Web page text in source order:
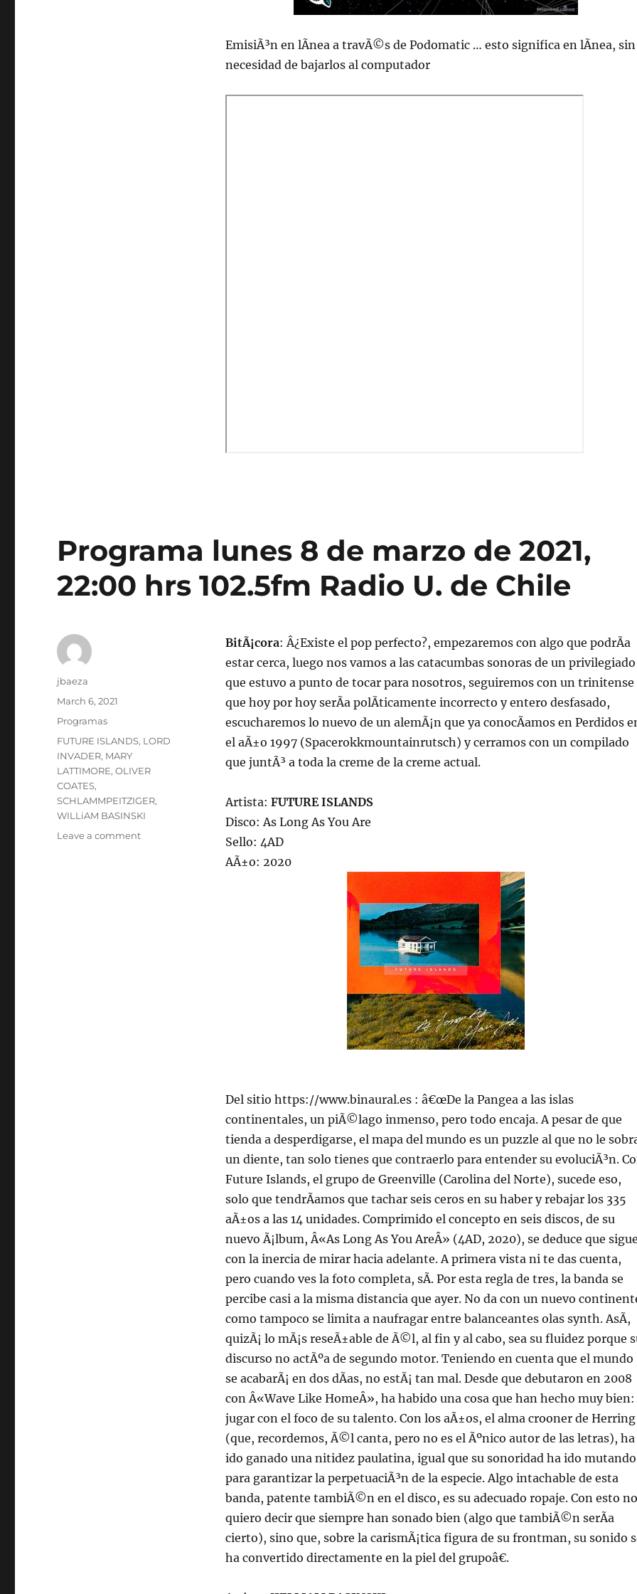
EmisiÃ³n en lÃ­nea a travÃ©s de Podomatic … esto significa en lÃ­nea, sin
necesidad de bajarlos al computador
Programa lunes 8 de marzo de 2021,
22:00 hrs 102.5fm Radio U. de Chile
BitÃ¡cora: Â¿Existe el pop perfecto?, empezaremos con algo que podrÃ­a
estar cerca, luego nos vamos a las catacumbas sonoras de un
que estuvo a punto de tocar para nosotros, seguiremos con un trinitense
que hoy por hoy serÃ­a polÃ­ticamente incorrecto y entero desfasado,
escucharemos lo nuevo de un alemÃ¡n que ya conocÃ­amos en Perdidos
el aÃ±o 1997 (Spacerokkmountainrutsch) y cerramos con un compilado
que juntÃ³ a toda la creme de la creme actual.
Artista: FUTURE ISLANDS
Disco: As Long As You Are
Sello: 4AD
AÃ±o: 2020
Del sitio https://www.binaural.es : â€œDe la Pangea a las islas
continentales, un piÃ©lago inmenso, pero todo encaja. A pesar de que
tienda a desperdigarse, el mapa del mundo es un puzzle al que no le
un diente, tan solo tienes que contraerlo para entender su evoluciÃ³n.
Future Islands, el grupo de Greenville (Carolina del Norte), sucede eso,
solo que tendrÃ­amos que tachar seis ceros en su haber y rebajar los 335
aÃ±os a las 14 unidades. Comprimido el concepto en seis discos, de su
nuevo Ã¡lbum, Â«As Long As You AreÂ» (4AD, 2020), se deduce que
con la inercia de mirar hacia adelante. A primera vista ni te das cuenta,
pero cuando ves la foto completa, sÃ­. Por esta regla de tres, la banda se
percibe casi a la misma distancia que ayer. No da con un nuevo
como tampoco se limita a naufragar entre balanceantes olas synth. AsÃ­,
quizÃ¡ lo mÃ¡s reseÃ±able de Ã©l, al fin y al cabo, sea su fluidez porque
discurso no actÃºa de segundo motor. Teniendo en cuenta que el mundo
se acabarÃ¡ en dos dÃ­as, no estÃ¡ tan mal. Desde que debutaron en 2008
con Â«Wave Like HomeÂ», ha habido una cosa que han hecho muy bien:
jugar con el foco de su talento. Con los aÃ±os, el alma crooner de Herring
(que, recordemos, Ã©l canta, pero no es el Ãºnico autor de las letras), ha
ido ganado una nitidez paulatina, igual que su sonoridad ha ido mutando
para garantizar la perpetuaciÃ³n de la especie. Algo intachable de esta
banda, patente tambiÃ©n en el disco, es su adecuado ropaje. Con esto no
quiero decir que siempre han sonado bien (algo que tambiÃ©n serÃ­a
cierto), sino que, sobre la carismÃ¡tica figura de su frontman, su sonido
ha convertido directamente en la piel del grupoâ€.
Author
jbaeza
Posted
March 6, 2021
Categories
Programas
Tags
FUTURE ISLANDS, LORD
INVADER, MARY
LATTIMORE,OLIVER
COATES,
SCHLAMMPEITZIGER,
WILLiAM BASINSKI
Leave a commenton